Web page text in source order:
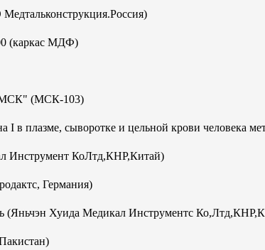
(каркас МДФ)
"МСК" (МСК-103)
I в плазме, сыворотке и цельной крови человека
Инструмент КоЛтд,КНР,Китай)
Германия)
(Яньчэн Хуида Медикал Инструментс